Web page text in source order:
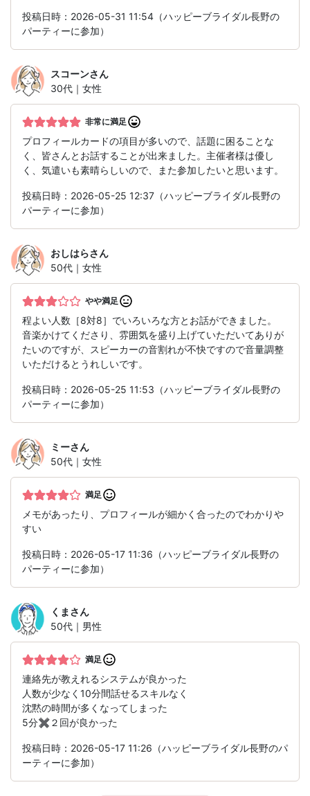
投稿日時：2026-05-31 11:54（ハッピーブライダル長野の
パーティーに参加）
スコーンさん
30代｜女性
非常に満足
プロフィールカードの項目が多いので、話題に困ることな
く、皆さんとお話することが出来ました。主催者様は優し
く、気遣いも素晴らしいので、また参加したいと思います。
投稿日時：2026-05-25 12:37（ハッピーブライダル長野の
パーティーに参加）
おしはらさん
50代｜女性
やや満足
程よい人数［8対8］でいろいろな方とお話ができました。
音楽かけてくださり、雰囲気を盛り上げていただいてありが
たいのですが、スピーカーの音割れが不快ですので音量調整
いただけるとうれしいです。
投稿日時：2026-05-25 11:53（ハッピーブライダル長野の
パーティーに参加）
ミーさん
50代｜女性
満足
メモがあったり、プロフィールが細かく合ったのでわかりや
すい
投稿日時：2026-05-17 11:36（ハッピーブライダル長野の
パーティーに参加）
くま さん
50代｜男性
満足
連絡先が教えれるシステムが良かった
人数が少なく10分間話せるスキルなく
沈黙の時間が多くなってしまった
5分✖️２回が良かった
投稿日時：2026-05-17 11:26（ハッピーブライダル長野のパ
ーティーに参加）